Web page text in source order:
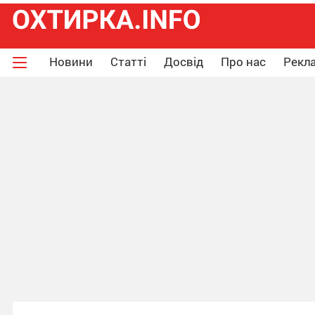
Новини Статті Досвід Про нас